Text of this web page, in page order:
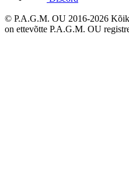
© P.A.G.M. OU 2016-2026
on ettevõtte P.A.G.M. OU